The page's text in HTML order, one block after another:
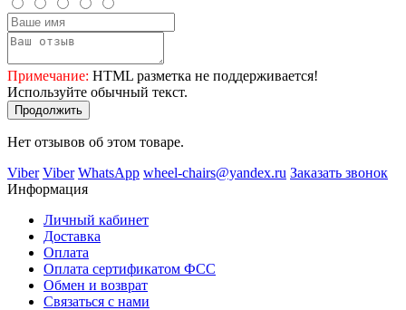
Примечание: HTML разметка не поддерживается!
Используйте обычный текст.
Продолжить
Нет отзывов об этом товаре.
Viber Viber WhatsApp wheel-chairs@yandex.ru Заказать звонок
Информация
Личный кабинет
Доставка
Оплата
Оплата сертификатом ФСС
Обмен и возврат
Связаться с нами